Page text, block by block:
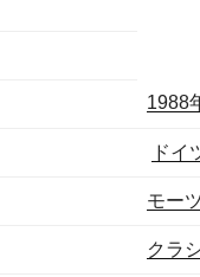
1988
ドイ
モー
クラ